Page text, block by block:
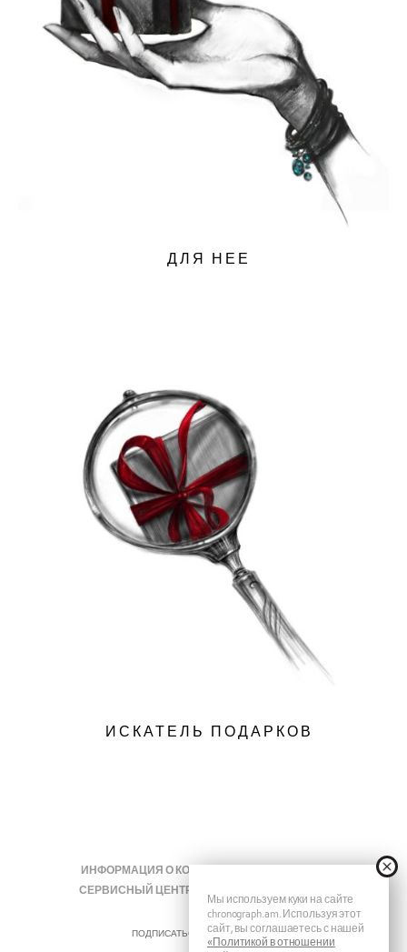
ДЛЯ НЕЕ
ИСКАТЕЛЬ ПОДАРКОВ
Мы используем куки на сайте
chronograph.am. Используя этот
сайт, вы соглашаетесь с нашей
«Политикой в отношении
ИНФОРМАЦИЯ О КОМПАНИИ
СЕРВИСНЫЙ ЦЕНТР
ПОДПИСАТЬСЯ НА ХРОНОГРАФ